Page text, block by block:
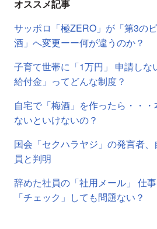
オススメ記事
サッポロ「極ZERO」が「第3の
酒」へ変更ーー何が違うのか？
子育て世帯に「1万円」 申請しな
給付金」ってどんな制度？
自宅で「梅酒」を作ったら・・
ないといけないの？
国会「セクハラヤジ」の発言者
員と判明
辞めた社員の「社用メール」 仕
「チェック」しても問題ない？